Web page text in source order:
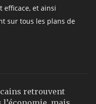
efficace, et ainsi
sur tous les plans de
retrouvent